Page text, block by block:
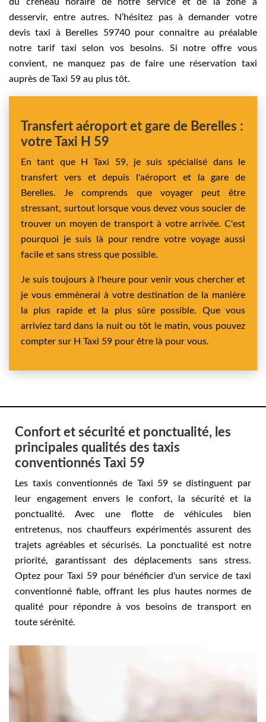
desservir, entre autres. N’hésitez pas à demander votre
devis taxi à Berelles 59740 pour connaitre au préalable
notre tarif taxi selon vos besoins. Si notre offre vous
convient, ne manquez pas de faire une réservation taxi
auprès de Taxi 59 au plus tôt.
Transfert aéroport et gare de Berelles :
votre Taxi H 59
En tant que H Taxi 59, je suis spécialisé dans le
transfert vers et depuis l'aéroport et la gare de
Berelles. Je comprends que voyager peut être
stressant, surtout lorsque vous devez vous soucier de
trouver un moyen de transport à votre arrivée. C'est
pourquoi je suis là pour rendre votre voyage aussi
facile et sans stress que possible.
Je suis toujours à l'heure pour venir vous chercher et
je vous emmènerai à votre destination de la manière
la plus rapide et la plus sûre possible. Que vous
arriviez tard dans la nuit ou tôt le matin, vous pouvez
compter sur H Taxi 59 pour être là pour vous.
Confort et sécurité et ponctualité, les
principales qualités des taxis
conventionnés Taxi 59
Les taxis conventionnés de Taxi 59 se distinguent par
leur engagement envers le confort, la sécurité et la
ponctualité. Avec une flotte de véhicules bien
entretenus, nos chauffeurs expérimentés assurent des
trajets agréables et sécurisés. La ponctualité est notre
priorité, garantissant des déplacements sans stress.
Optez pour Taxi 59 pour bénéficier d'un service de taxi
conventionné fiable, offrant les plus hautes normes de
qualité pour répondre à vos besoins de transport en
toute sérénité.